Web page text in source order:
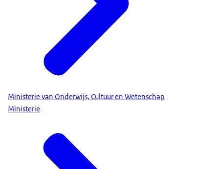
Ministerie van Onderwijs, Cultuur en Wetenschap
Ministerie